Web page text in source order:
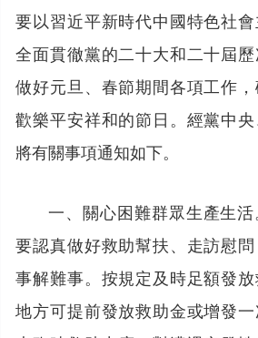
要以習近平新時代中國特色社會
全面貫徹黨的二十大和二十屆
做好元旦、春節期間各項工作
歡樂平安祥和的節日。經黨中
將有關事項通知如下。
一、關心困難群眾生產生
要認真做好救助幫扶、走訪慰
事解難事。按規定及時足額發
地方可提前發放救助金或增發